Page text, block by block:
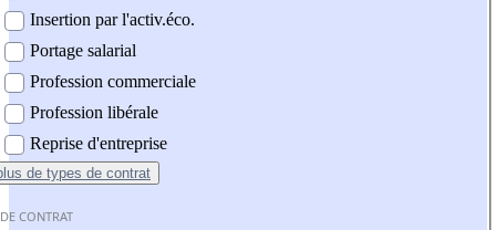
Insertion par l'activ.éco.
Portage salarial
Profession commerciale
Profession libérale
Reprise d'entreprise
de types de contrat
CONTRAT